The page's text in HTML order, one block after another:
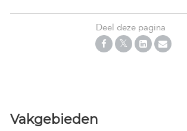
Deel deze pagina
Vakgebieden